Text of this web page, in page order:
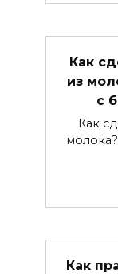
Как
из
с
Как
Как